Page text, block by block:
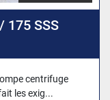
175 SSS
centrifuge
les exig...